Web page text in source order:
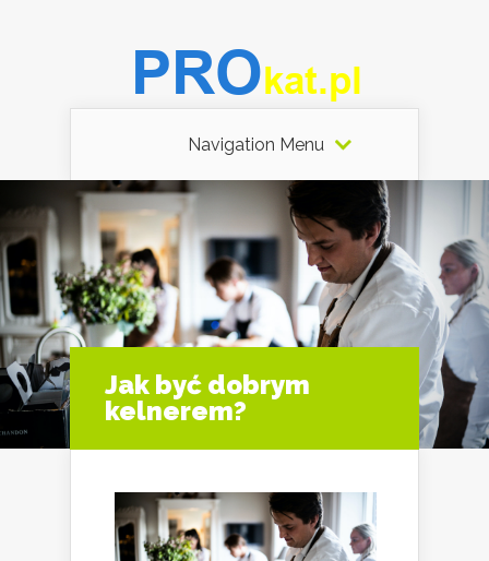
Navigation Menu
Jak być dobrym
kelnerem?